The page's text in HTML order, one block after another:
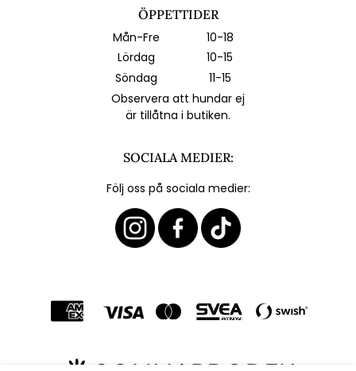
ÖPPETTIDER
Mån-Fre
10-18
Lördag
10-15
Söndag
11-15
Observera att hundar ej
är tillåtna i butiken.
SOCIALA MEDIER:
Följ oss på sociala medier: